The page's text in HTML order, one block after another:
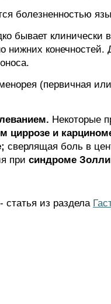
болезненностью
бывает клинически
нижних конечностей.
(первичная
Некоторые
циррозе и
сверлящая боль в
при синдроме
из раздела